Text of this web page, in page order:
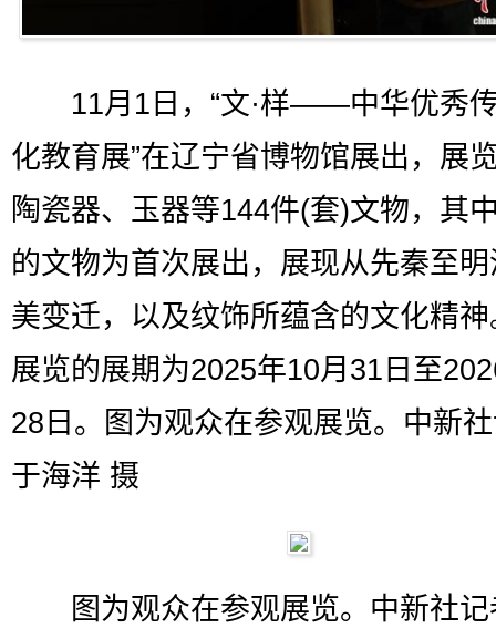
11月1日，“文·样——中华优秀
化教育展”在辽宁省博物馆展出，展
陶瓷器、玉器等144件(套)文物，其
的文物为首次展出，展现从先秦至
美变迁，以及纹饰所蕴含的文化精
展览的展期为2025年10月31日至
28日。图为观众在参观展览。中新
于海洋 摄
图为观众在参观展览。中新社记